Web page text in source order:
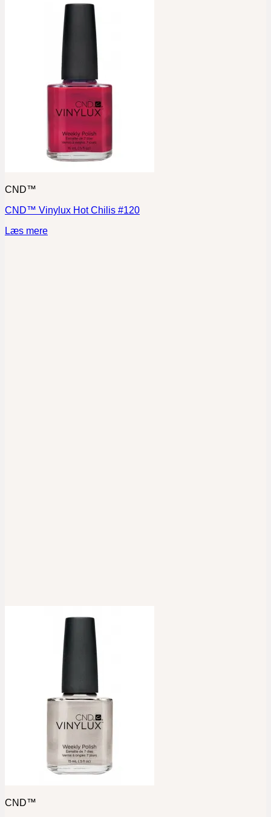
CND™
CND™ Vinylux Hot Chilis #120
Læs mere
CND™